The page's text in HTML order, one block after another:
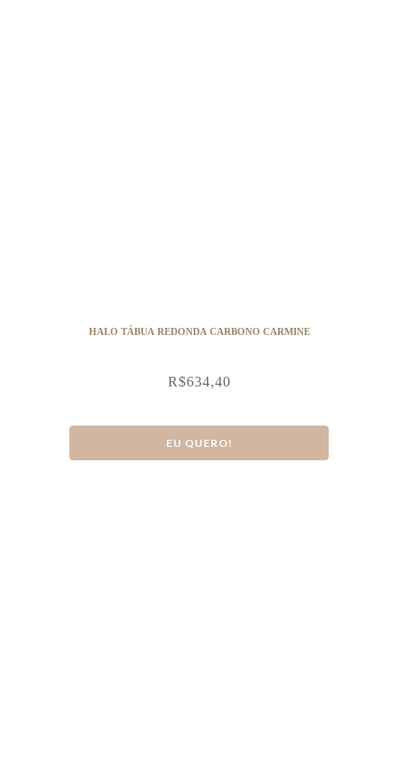
HALO TÁBUA REDONDA CARBONO CARMINE
R$634,40
EU QUERO!